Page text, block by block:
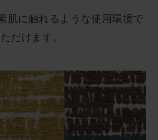
肌に触れるような使用環境で
だけます。